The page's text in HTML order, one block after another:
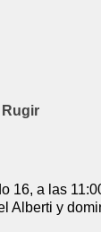
Rugir
16, a las
Alberti y